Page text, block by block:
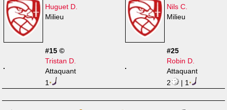
Huguet D.
Milieu
Nils C.
Milieu
#15 ©
Tristan D.
Attaquant
1
#25
Robin D.
Attaquant
2
| 1